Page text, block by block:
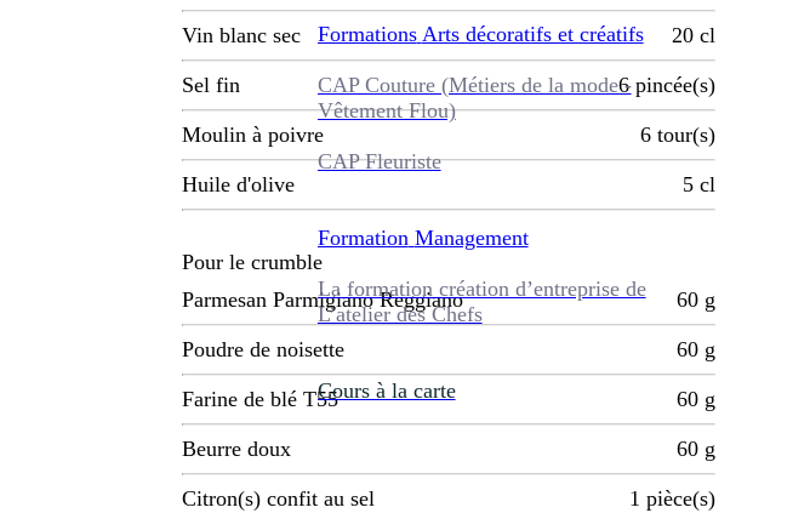
Formations Arts décoratifs et créatifs
CAP Couture (Métiers de la mode -
Vêtement Flou)
CAP Fleuriste
Formation Management
La formation création d’entreprise de
L’atelier des Chefs
Cours à la carte
Vin blanc sec 20 cl
Sel fin 6 pincée(s)
Moulin à poivre 6 tour(s)
Huile d'olive 5 cl
Pour le crumble
Parmesan Parmigiano Reggiano
60 g
Poudre de noisette 60 g
Farine de blé T55 60 g
Beurre doux 60 g
Citron(s) confit au sel 1 pièce(s)